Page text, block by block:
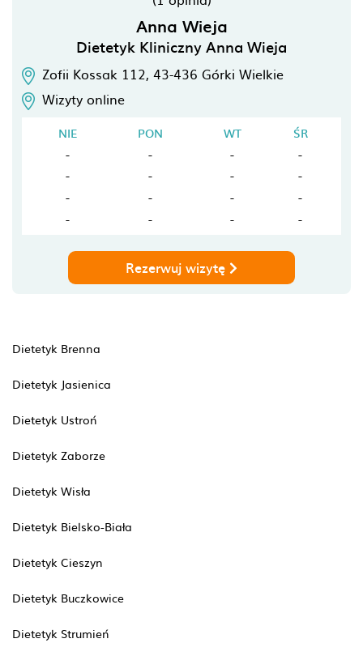
Anna Wieja
Dietetyk Kliniczny Anna Wieja
Zofii Kossak 112, 43-436 Górki Wielkie
Wizyty online
NIE PON WT
ŚR
-
- -
-
-
- -
-
-
- -
-
-
- - -
Rezerwuj wizytę
Dietetyk Brenna
Dietetyk Jasienica
Dietetyk Ustroń
Dietetyk Zaborze
Dietetyk Wisła
Dietetyk Bielsko-Biała
Dietetyk Cieszyn
Dietetyk Buczkowice
Dietetyk Strumień